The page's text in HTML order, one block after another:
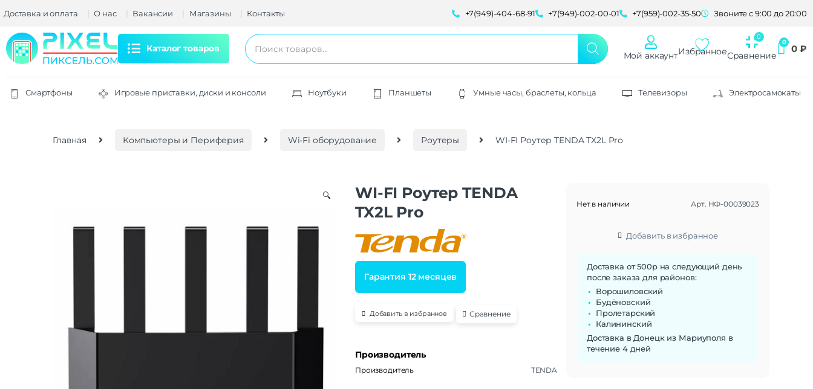
Доставка и оплата О нас Вакансии Магазины Контакты +7(949)-404-68-91 +7(949)-002-00-01 +7(959)-002-35-50 Звоните с 9:00 до 20:00
Каталог товаров
Мой аккаунтИзбранноеСравнение
0 ₽
Смартфоны Игровые приставки, диски и консоли Ноутбуки Планшеты Умные часы, браслеты, кольца Телевизоры Электросамокаты
Главная Компьютеры и Периферия Wi-Fi оборудование Роутеры WI-FI Роутер TENDA TX2L Pro
🔍
WI-FI Роутер TENDA
TX2L Pro
Гарантия 12 месяцев
Добавить в избранное Сравнение
Производитель
Производитель TENDA
Нет в наличии Арт. НФ-00039023
Добавить в избранное
Доставка от 500р на следующий день
после заказа для районов:
Ворошиловский
Будёновский
Пролетарский
Калининский
Доставка в Донецк из Мариуполя в
течение 4 дней